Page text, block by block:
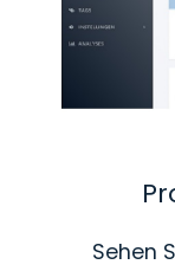
Sehen